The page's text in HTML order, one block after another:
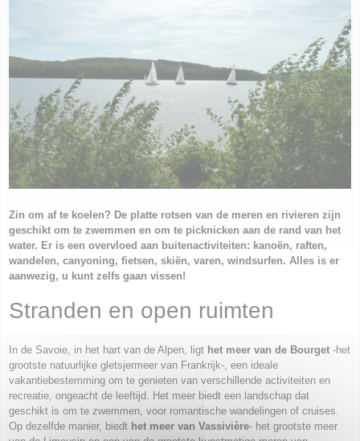
Zin om af te koelen? De platte rotsen van de meren en rivieren zijn
geschikt om te zwemmen en om te picknicken aan de rand van het
water. Er is een overvloed aan buitenactiviteiten: kanoën, raften,
wandelen, canyoning, fietsen, skiën, varen, windsurfen. Alles is er
aanwezig, u kunt zelfs gaan vissen!
Stranden en open ruimten
In de Savoie, in het hart van de Alpen, ligt het meer van de Bourget -het
grootste natuurlijke gletsjermeer van Frankrijk-, een ideale
vakantiebestemming om te genieten van verschillende activiteiten en
recreatie, ongeacht de leeftijd. Het meer biedt een landschap dat
geschikt is om te zwemmen, voor romantische wandelingen of cruises.
Op dezelfde manier, biedt het meer van Vassivière- het grootste meer